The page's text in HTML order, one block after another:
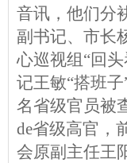
音讯，他们分
副书记、市长
心巡视组“回
记王敏“搭班
名省级官员被
de省级高官，
会原副主任